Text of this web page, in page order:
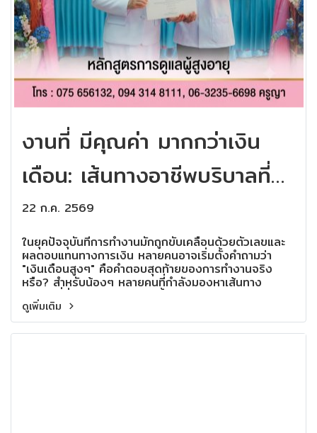
งานที่ มีคุณค่า มากกว่าเงิน
เดือน: เส้นทางอาชีพบริบาลที่
เติมเต็มความหมายให้ชีวิต
22 ก.ค. 2569
ในยุคปัจจุบันที่การทำงานมักถูกขับเคลื่อนด้วยตัวเลขและ
ผลตอบแทนทางการเงิน หลายคนอาจเริ่มตั้งคำถามว่า
"เงินเดือนสูงๆ" คือคำตอบสุดท้ายของการทำงานจริง
หรือ? สำหรับน้องๆ หลายคนที่กำลังมองหาเส้นทาง
อนาคตที่มั่นคงและตอบโจทย์ทั้งปากท้องและจิตใจ อาจพบ
ว่าความสุขที่แท้จริงของการทำงานบางครั้งไม่ได้วัดกันที่
ตัวเงินเพียงอย่างเดียว แต่คือการได้ทำ งานที่มีคุณค่า ได้
สร้างความหมาย และสร้างความเปลี่ยนแปลงให้เกิดขึ้นใน
ดูเพิ่มเติม